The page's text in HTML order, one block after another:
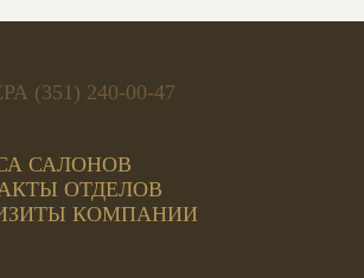
(351) 240-00-47
САЛОНОВ
ОТДЕЛОВ
КОМПАНИИ